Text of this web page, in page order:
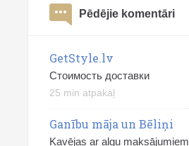
Pēdējie komentāri
GetStyle.lv
Стоимость доставки
25 min atpakaļ
Ganību māja un Bēliņi
Kavējas ar algu maksājumiem